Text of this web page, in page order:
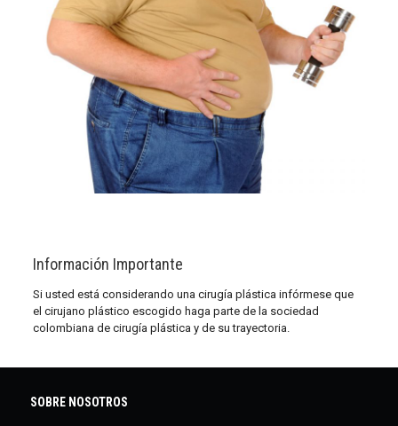
Información Importante
Si usted está considerando una cirugía plástica infórmese que
el cirujano plástico escogido haga parte de la sociedad
colombiana de cirugía plástica y de su trayectoria.
SOBRE NOSOTROS